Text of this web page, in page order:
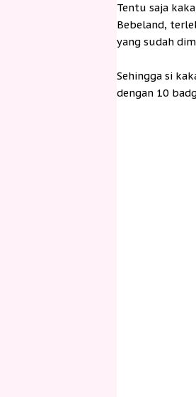
Tentu saja
Bebeland,
yang sudah
Sehingga si
dengan 10